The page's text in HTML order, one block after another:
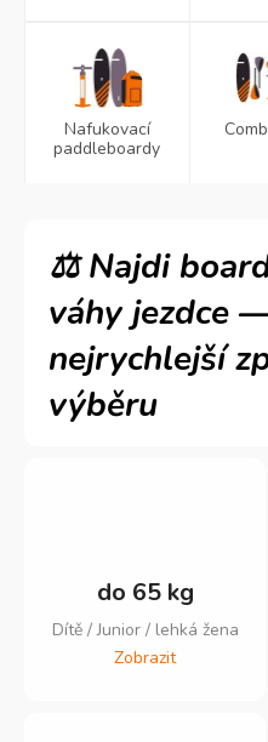
Nafukovací
paddleboardy
do 65 kg
Dítě / Junior / lehká žena
Zobrazit